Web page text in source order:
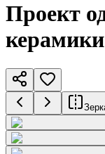
Проект
керамики